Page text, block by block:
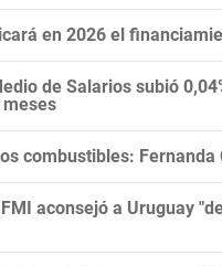
en 2026 el
de Salarios subió
combustibles:
aconsejó a Uruguay